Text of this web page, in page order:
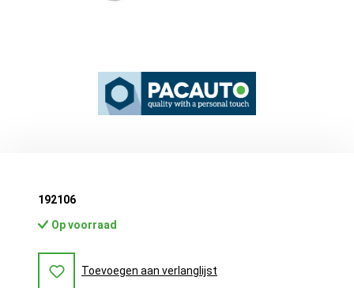
192106
Op voorraad
Toevoegen aan verlanglijst